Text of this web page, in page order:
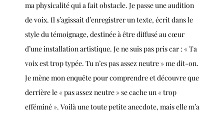
ma physicalité qui a fait obstacle. Je passe une audition
de voix. Il s’agissait d’enregistrer un texte, écrit dans le
style du témoignage, destinée à être diffusé au cœur
d’une installation artistique. Je ne suis pas pris car : « Ta
voix est trop typée. Tu n’es pas assez neutre » me dit-on.
Je mène mon enquête pour comprendre et découvre que
derrière le « pas assez neutre » se cache un « trop
efféminé ». Voilà une toute petite anecdote, mais elle m’a